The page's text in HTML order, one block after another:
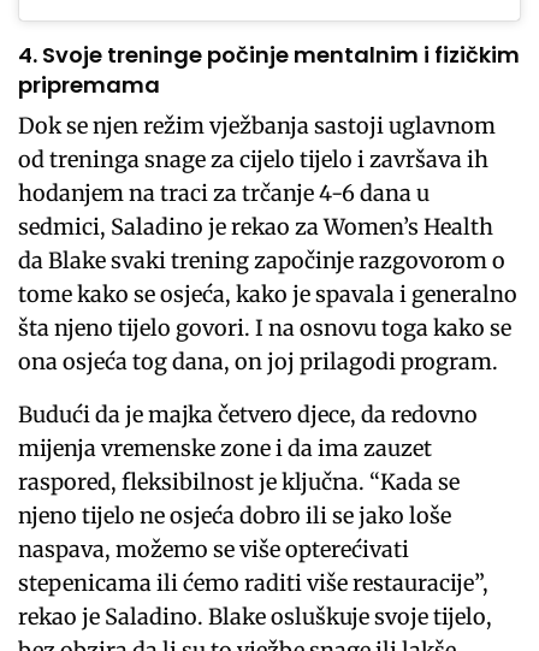
4. Svoje treninge počinje mentalnim i fizičkim
pripremama
Dok se njen režim vježbanja sastoji uglavnom
od treninga snage za cijelo tijelo i završava ih
hodanjem na traci za trčanje 4-6 dana u
sedmici, Saladino je rekao za Women’s Health
da Blake svaki trening započinje razgovorom o
tome kako se osjeća, kako je spavala i generalno
šta njeno tijelo govori. I na osnovu toga kako se
ona osjeća tog dana, on joj prilagodi program.
Budući da je majka četvero djece, da redovno
mijenja vremenske zone i da ima zauzet
raspored, fleksibilnost je ključna. “Kada se
njeno tijelo ne osjeća dobro ili se jako loše
naspava, možemo se više opterećivati ​​
stepenicama ili ćemo raditi više restauracije”,
rekao je Saladino. Blake osluškuje svoje tijelo,